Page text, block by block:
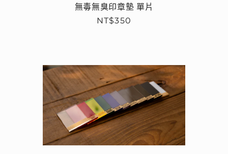
無毒無臭印章墊 單片
定
NT$350